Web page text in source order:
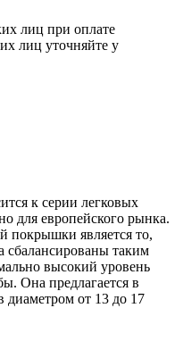
лиц при оплате
лиц уточняйте у
к серии легковых
для европейского рынка.
покрышки является то,
сбалансированы таким
высокий уровень
Она предлагается в
диаметром от 13 до 17